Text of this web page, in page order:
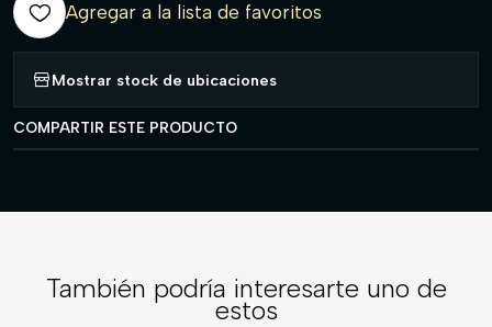
Agregar a la lista de favoritos
Mostrar stock de ubicaciones
COMPARTIR ESTE PRODUCTO
También podría interesarte uno de
estos